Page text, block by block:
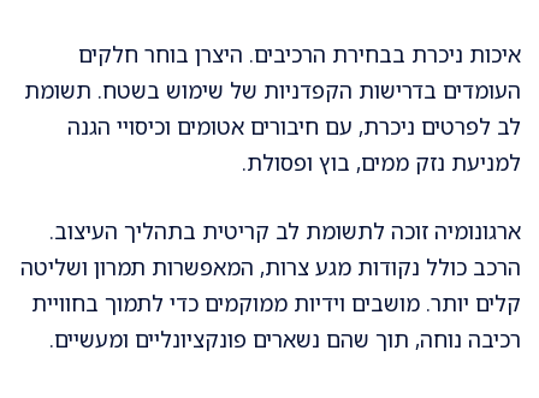
איכות ניכרת בבחירת הרכיבים. היצרן בוחר חלקים
העומדים בדרישות הקפדניות של שימוש בשטח. תשומת
לב לפרטים ניכרת, עם חיבורים אטומים וכיסויי הגנה
למניעת נזק ממים, בוץ ופסולת.
ארגונומיה זוכה לתשומת לב קריטית בתהליך העיצוב.
הרכב כולל נקודות מגע צרות, המאפשרות תמרון ושליטה
קלים יותר. מושבים וידיות ממוקמים כדי לתמוך בחוויית
רכיבה נוחה, תוך שהם נשארים פונקציונליים ומעשיים.